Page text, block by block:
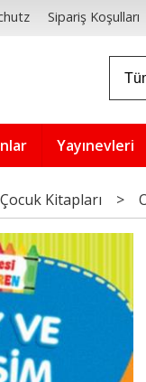
Sipariş Koşulları
Yayınevleri
Çocuk Kitapları >